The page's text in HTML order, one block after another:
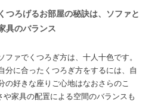
くつろげるお部屋の秘訣は、ソファと
具のバランス
ファでくつろぎ方は、十人十色です。
分に合ったくつろぎ方をするには、自
の好きな座りご心地はなおさらのこ
や家具の配置による空間のバランスも